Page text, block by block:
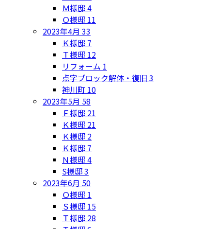
Ｍ様邸4
Ｏ様邸 11
2023年4月 33
Ｋ様邸 7
Ｔ様邸 12
リフォーム 1
点字ブロック解体・復旧 3
神川町 10
2023年5月 58
Ｆ様邸 21
Ｋ様邸 21
Ｋ様邸 2
Ｋ様邸 7
Ｎ様邸4
S様邸3
2023年6月 50
Ｏ様邸 1
Ｓ様邸 15
Ｔ様邸 28